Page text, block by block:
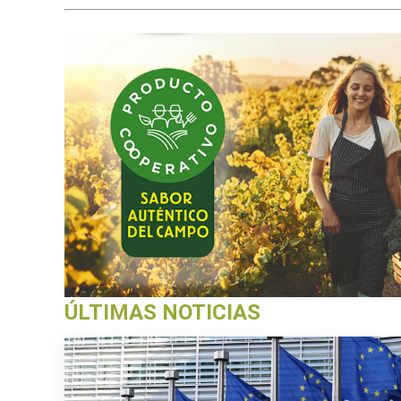
ÚLTIMAS NOTICIAS